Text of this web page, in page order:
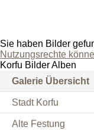
Sie haben Bilder
Nutzungsrechte
Korfu Bilder Alben
Galerie Übersicht
Stadt Korfu
Alte Festung